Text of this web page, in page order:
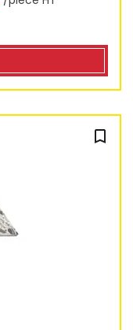
bookmark_outline